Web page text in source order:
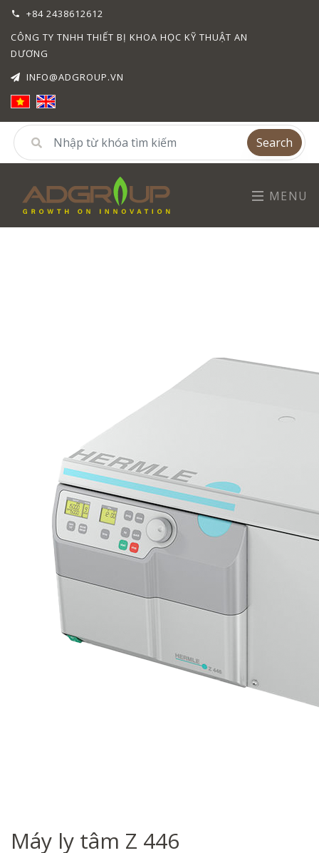
+84 2438612612
CÔNG TY TNHH THIẾT BỊ KHOA HỌC KỸ THUẬT AN
DƯƠNG
INFO@ADGROUP.VN
Search
MENU
Máy ly tâm Z 446